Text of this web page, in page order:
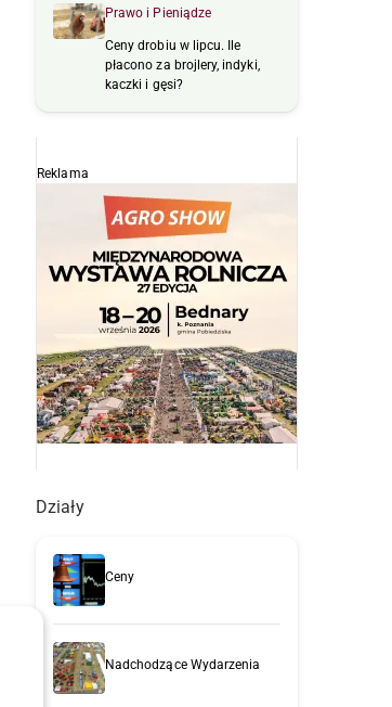
Prawo i Pieniądze
Ceny drobiu w lipcu. Ile
płacono za brojlery, indyki,
kaczki i gęsi?
Reklama
Działy
Ceny
Nadchodzące Wydarzenia